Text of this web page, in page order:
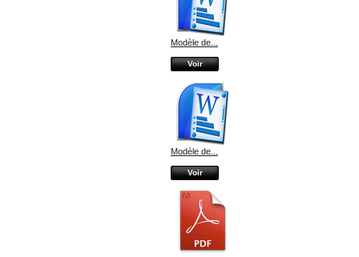
Modèle de...
Voir
Modèle de...
Voir